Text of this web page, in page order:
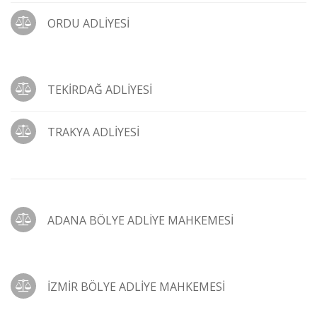
ORDU ADLİYESİ
TEKİRDAĞ ADLİYESİ
TRAKYA ADLİYESİ
ADANA BÖLYE ADLİYE MAHKEMESİ
İZMİR BÖLYE ADLİYE MAHKEMESİ